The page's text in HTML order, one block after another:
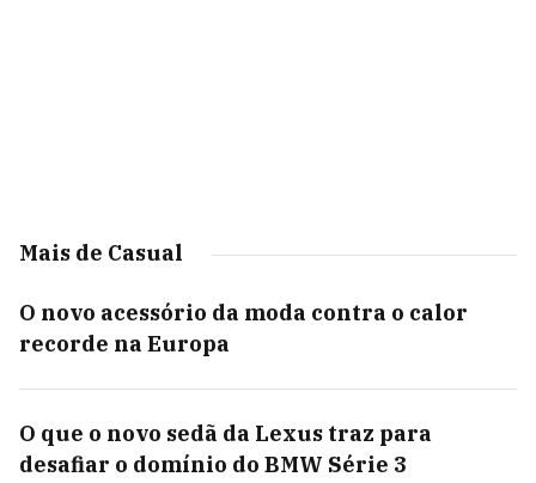
Mais de Casual
O novo acessório da moda contra o calor
recorde na Europa
O que o novo sedã da Lexus traz para
desafiar o domínio do BMW Série 3